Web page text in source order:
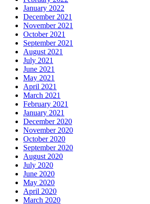
January 2022
December 2021
November 2021
October 2021
September 2021
August 2021
July 2021
June 2021
May 2021
April 2021
March 2021
February 2021
January 2021
December 2020
November 2020
October 2020
September 2020
August 2020
July 2020
June 2020
May 2020
April 2020
March 2020